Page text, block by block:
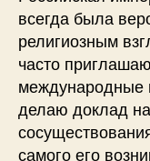
всегда была
религиозным
часто
международные
делаю доклад
самого его